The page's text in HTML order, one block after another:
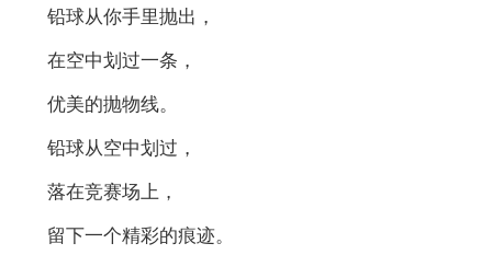
铅球从你手里抛出，
在空中划过一条，
优美的抛物线。
铅球从空中划过，
落在竞赛场上，
留下一个精彩的痕迹。